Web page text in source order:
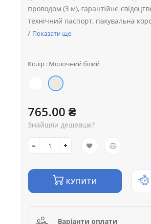
проводом (3 м), гарантійне
технічний паспорт, пакувальна
/ Показати ще
Колір : Молочний білий
765.00 ₴
Знайшли дешевше?
КУПИТИ
Варіанти оплати